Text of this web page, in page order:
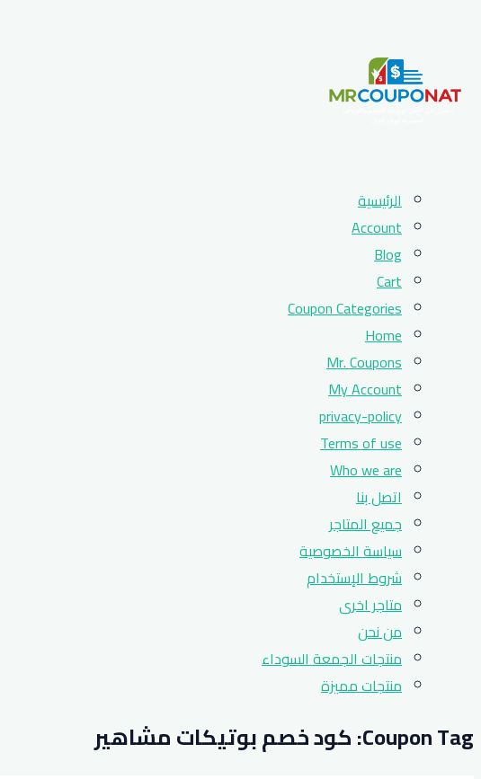
الرئيسية
Account
Blog
Cart
Coupon Categories
Home
Mr. Coupons
My Account
privacy-policy
Terms of use
Who we are
اتصل بنا
جميع المتاجر
سياسة الخصوصية
شروط الإستخدام
متاجر اخرى
من نحن
منتجات الجمعة السوداء
منتجات مميزة
Coupon Tag: كود خصم بوتيكات مشاهير